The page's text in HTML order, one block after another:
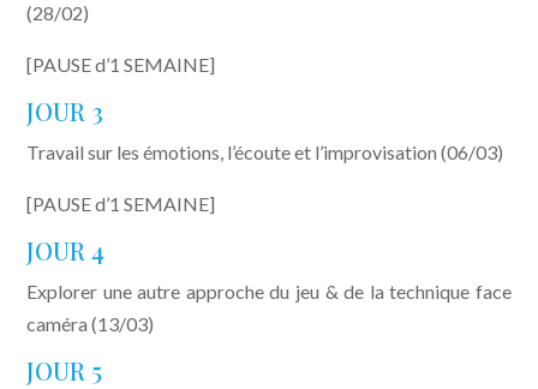
(28/02)
[PAUSE d’1 SEMAINE]
JOUR 3
Travail sur les émotions, l’écoute et l’improvisation (06/03)
[PAUSE d’1 SEMAINE]
JOUR 4
Explorer une autre approche du jeu & de la technique face
caméra (13/03)
JOUR 5